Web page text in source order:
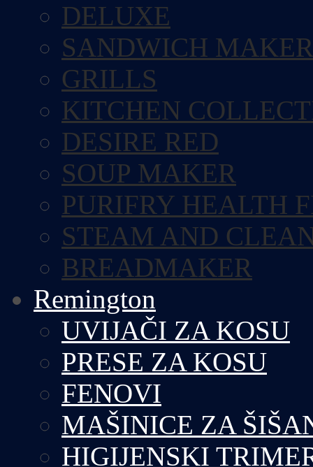
DELUXE
SANDWICH MAKER
GRILLS
KITCHEN
DESIRE RED
SOUP MAKER
PURIFRY HEALTH
STEAM AND
BREADMAKER
Remington
UVIJAČI ZA KOSU
PRESE ZA KOSU
FENOVI
MAŠINICE ZA
HIGIJENSKI